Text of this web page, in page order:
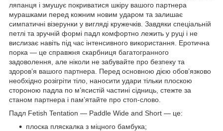
ляпанця і змушує покриватися шкіру вашого партнера
мурашками перед кожним новим ударом та залишає
симпатичні візерунки у вигляді кружечків. Завдяки спеціальній
петлі та зручній формі падл комфортно лежить у руці і не
вислизає навіть під час інтенсивного використання. Еротична
порка — це справжня скарбниця багатогранного
задоволення, але ніколи не забувайте про безпеку та
здоров’я вашого партнера. Перед основною дією обов’язково
необхідно розігріти тіло, наносити удари тільки плоскою
стороною падла по м’ясистій частині сідниць, стежте за
станом партнера і пам’ятайте про стоп-слово.
Падл Fetish Tentation — Paddle Wide and Short — це:
плоска пляскалка з міцного бамбука;